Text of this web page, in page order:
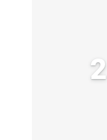
2